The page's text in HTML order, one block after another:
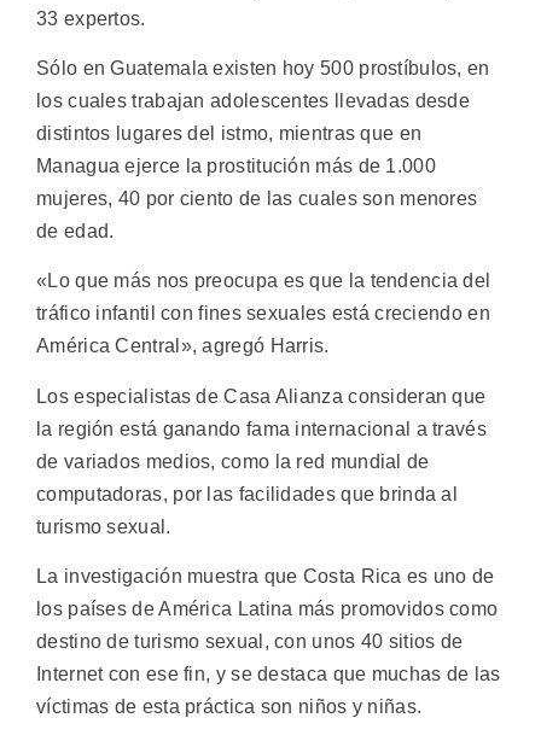
33 expertos.
Sólo en Guatemala existen hoy 500 prostíbulos, en
los cuales trabajan adolescentes llevadas desde
distintos lugares del istmo, mientras que en
Managua ejerce la prostitución más de 1.000
mujeres, 40 por ciento de las cuales son menores
de edad.
«Lo que más nos preocupa es que la tendencia del
tráfico infantil con fines sexuales está creciendo en
América Central», agregó Harris.
Los especialistas de Casa Alianza consideran que
la región está ganando fama internacional a través
de variados medios, como la red mundial de
computadoras, por las facilidades que brinda al
turismo sexual.
La investigación muestra que Costa Rica es uno de
los países de América Latina más promovidos como
destino de turismo sexual, con unos 40 sitios de
Internet con ese fin, y se destaca que muchas de las
víctimas de esta práctica son niños y niñas.